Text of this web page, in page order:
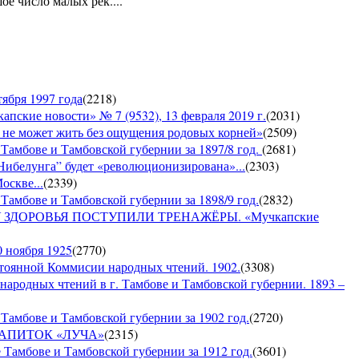
1997 года(2218)
новости» № 7 (9532), 13 февраля 2019 г.(2031)
жить без ощущения родовых корней»(2509)
и Тамбовской губернии за 1897/8 год. (2681)
будет «революционизирована»...(2303)
(2339)
и Тамбовской губернии за 1898/9 год.(2832)
ПОСТУПИЛИ ТРЕНАЖЁРЫ. «Мучкапские
1925(2770)
Коммисии народных чтений. 1902.(3308)
чтений в г. Тамбове и Тамбовской губернии. 1893 –
и Тамбовской губернии за 1902 год.(2720)
НАПИТОК «ЛУЧА»(2315)
и Тамбовской губернии за 1912 год.(3601)